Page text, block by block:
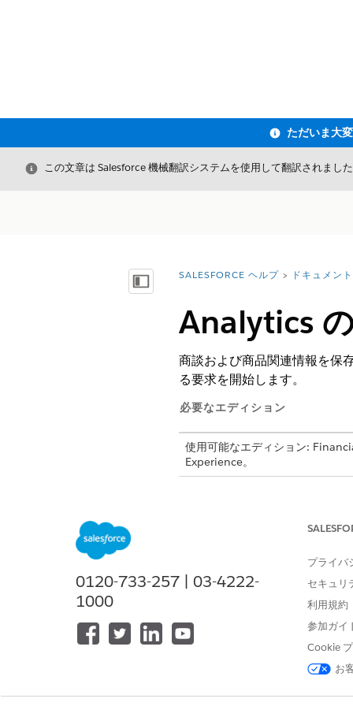
閉じる
この文章は Salesforce 機械翻訳システムを使用して翻訳されまし
目次を表示詳細情報:
SALESFORCE ヘルプ ドキュメント
Analytics
商談および商品関連情報を保
る要求を開始します。
必要なエディション
使用可能なエディション:
Experience。
オブジェクトと項目を設定する
[Revenue Management
で、[Set Up Objects
(オブジ
[収益データソース] リストか
アカウントとユーザーの詳細を
[取引先参照] リストから
複数の取引先がある場合
0120-733-257 | 03-4222-
1000
プライバ
セキュリ
利用規約
参加ガイ
Cookie
お